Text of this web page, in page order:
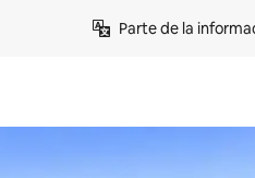
Parte de la